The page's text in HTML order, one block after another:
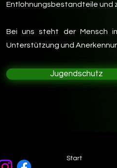
Entlohnungsbestandteile und
Bei uns steht der Mensch
Unterstützung und
Jugendschutz
Start